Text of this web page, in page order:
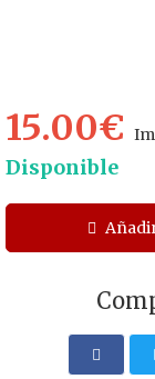
15.00€
Disponible